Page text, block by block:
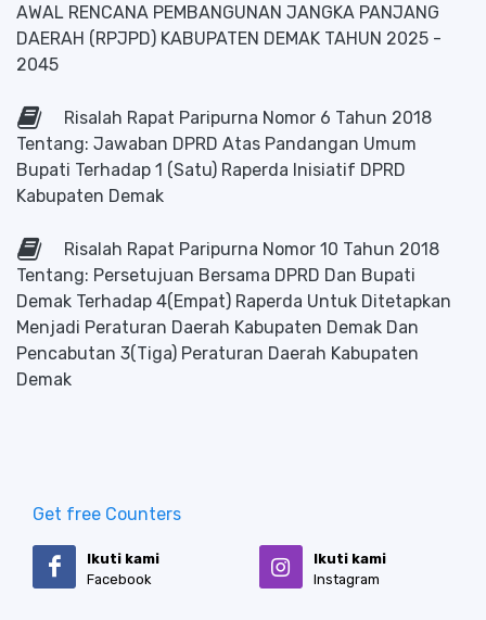
AWAL RENCANA PEMBANGUNAN JANGKA PANJANG
DAERAH (RPJPD) KABUPATEN DEMAK TAHUN 2025 -
2045
Risalah Rapat Paripurna Nomor 6 Tahun 2018
Tentang: Jawaban DPRD Atas Pandangan Umum
Bupati Terhadap 1 (Satu) Raperda Inisiatif DPRD
Kabupaten Demak
Risalah Rapat Paripurna Nomor 10 Tahun 2018
Tentang: Persetujuan Bersama DPRD Dan Bupati
Demak Terhadap 4(Empat) Raperda Untuk Ditetapkan
Menjadi Peraturan Daerah Kabupaten Demak Dan
Pencabutan 3(Tiga) Peraturan Daerah Kabupaten
Demak
Get free Counters
Ikuti kami
Facebook
Ikuti kami
Instagram